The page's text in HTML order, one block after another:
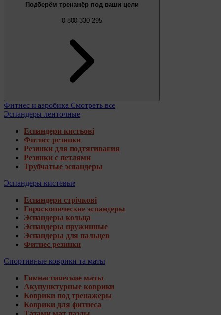
Подберём тренажёр под ваши цели
0 800 330 295
Фитнес и аэробика Смотреть все
Эспандеры ленточные
Еспандери кистьові
Фитнес резинки
Резинки для подтягивания
Резинки с петлями
Трубчатые эспандеры
Эспандеры кистевые
Еспандери стрічкові
Гироскопические эспандеры
Эспандеры кольца
Эспандеры пружинные
Эспандеры для пальцев
Фитнес резинки
Спортивные коврики та маты
Гимнастические маты
Акупунктурные коврики
Коврики под тренажеры
Коврики для фитнеса